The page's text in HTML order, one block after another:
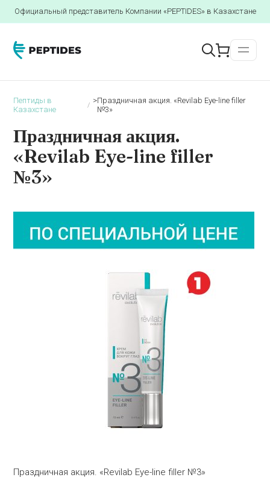
Официальный представитель Компании «PEPTIDES» в Казахстане
Пептиды в
Казахстане
>Праздничная акция. «Revilab Eye-line filler
№3»
Праздничная акция.
«Revilab Eye-line filler
№3»
Праздничная акция. «Revilab Eye-line filler №3»